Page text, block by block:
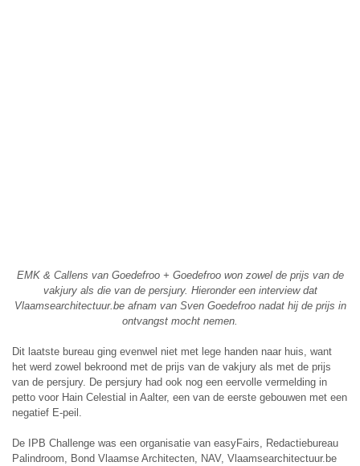
EMK & Callens van Goedefroo + Goedefroo won zowel de prijs van de
vakjury als die van de persjury. Hieronder een interview dat
Vlaamsearchitectuur.be afnam van Sven Goedefroo nadat hij de prijs in
ontvangst mocht nemen.
Dit laatste bureau ging evenwel niet met lege handen naar huis, want
het werd zowel bekroond met de prijs van de vakjury als met de prijs
van de persjury. De persjury had ook nog een eervolle vermelding in
petto voor Hain Celestial in Aalter, een van de eerste gebouwen met een
negatief E-peil.
De IPB Challenge was een organisatie van easyFairs, Redactiebureau
Palindroom, Bond Vlaamse Architecten, NAV, Vlaamsearchitectuur.be